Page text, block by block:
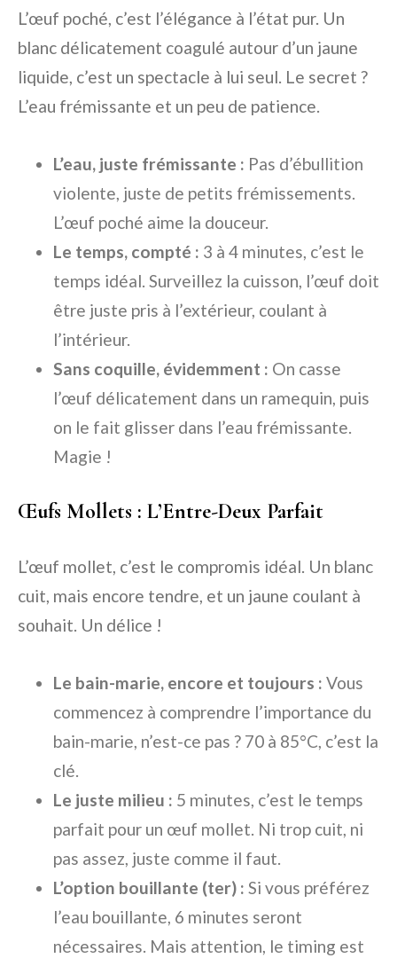
L’œuf poché, c’est l’élégance à l’état pur. Un
blanc délicatement coagulé autour d’un jaune
liquide, c’est un spectacle à lui seul. Le secret ?
L’eau frémissante et un peu de patience.
L’eau, juste frémissante : Pas d’ébullition
violente, juste de petits frémissements.
L’œuf poché aime la douceur.
Le temps, compté : 3 à 4 minutes, c’est le
temps idéal. Surveillez la cuisson, l’œuf doit
être juste pris à l’extérieur, coulant à
l’intérieur.
Sans coquille, évidemment : On casse
l’œuf délicatement dans un ramequin, puis
on le fait glisser dans l’eau frémissante.
Magie !
Œufs Mollets : L’Entre-Deux Parfait
L’œuf mollet, c’est le compromis idéal. Un blanc
cuit, mais encore tendre, et un jaune coulant à
souhait. Un délice !
Le bain-marie, encore et toujours : Vous
commencez à comprendre l’importance du
bain-marie, n’est-ce pas ? 70 à 85°C, c’est la
clé.
Le juste milieu : 5 minutes, c’est le temps
parfait pour un œuf mollet. Ni trop cuit, ni
pas assez, juste comme il faut.
L’option bouillante (ter) : Si vous préférez
l’eau bouillante, 6 minutes seront
nécessaires. Mais attention, le timing est